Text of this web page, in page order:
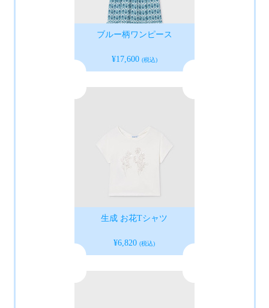
ブルー柄ワンピース
¥17,600 (税込)
生成 お花Tシャツ
¥6,820(税込)